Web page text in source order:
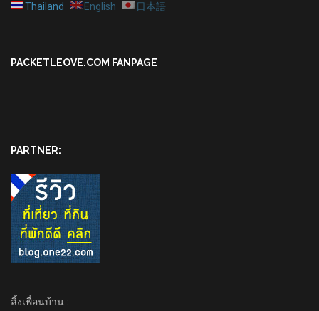
Thailand English 日本語
PACKETLEOVE.COM FANPAGE
PARTNER:
ลิ้งเพื่อนบ้าน :